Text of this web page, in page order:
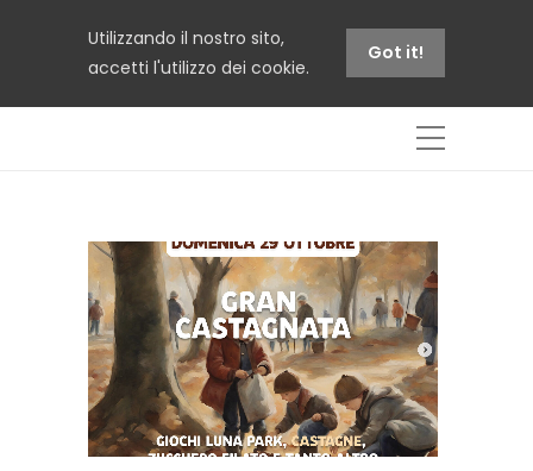
Utilizzando il nostro sito,
accetti l'utilizzo dei cookie.
Got it!